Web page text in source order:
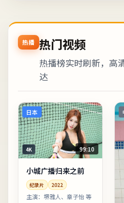
热播 热门视频
热播榜实时刷新，高
达
日本
4K 99:10
小城广播归来之前
纪录片 2022
主演： 堺雅人、章子怡 等